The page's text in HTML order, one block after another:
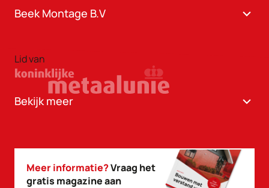
Bekijk meer
Beek Montage B.V
Lid van
Meer informatie?Vraag het
gratis magazine aan